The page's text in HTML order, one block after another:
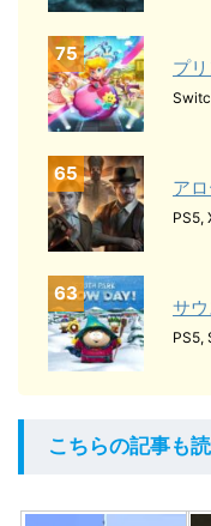
75
プ
65
ア
PS5,
63
サ
PS5,
こちらの記事も